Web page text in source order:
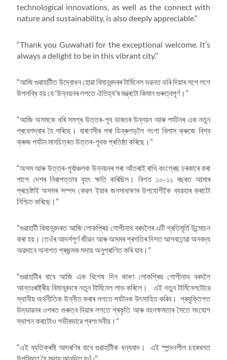
technological innovations, as well as the connect with
nature and sustainability, is also deeply appreciable.”
“Thank you Guwahati for the exceptional welcome. It’s
always a delight to be in this vibrant city.”
“আজি গুৱাহাটীত উদ্বোধন হোৱা বিমানবন্দৰৰ টাৰ্মিনেল ভৱনত ভৰি দিয়াৰ লগে লগে
উপলব্ধি হয় যে ‘উন্নয়নৰ লগতে ঐতিহ্য’ৰ মন্ত্ৰটো কিমান গুৰুত্বপূৰ্ণ।”
“আজি অসমকে ধৰি সমগ্ৰ উত্তৰ-পূব ভাৰতৰ উন্নয়ন আৰু পৰ্যটনৰ এক নতুন
প্ৰবেশদ্বাৰ হৈ পৰিছে। বাৰাণসীৰ পৰা ডিব্ৰুগড়লৈ গংগা বিলাস ক্ৰুজে বিশ্ব
ক্ৰুজ পৰ্যটন মানচিত্ৰত উত্তৰ-পূবক প্ৰতিষ্ঠা কৰিছে।”
“অসম আৰু উত্তৰ-পূৰ্বাঞ্চলক উন্নয়নৰ পৰা আঁতৰাই ৰাখি কংগ্ৰেছ চৰকাৰে কৰা
পাপে দেশৰ নিৰাপত্তাৰ বৃহৎ ক্ষতি কৰিছিল। বিগত ১০-১১ বছৰত আমাৰ
প্ৰচেষ্টাই অসমৰ সম্পদ কেৱল ইয়াৰ জনসাধাৰণৰ উপযোগীকৈ ব্যৱহাৰ কৰাটো
নিশ্চিত কৰিছে।”
“গুৱাহাটী বিমানবন্দৰত আজি লোকপ্ৰিয় গোপীনাথ বৰদলৈৰ এটি প্ৰতিমূৰ্তি উন্মোচন
কৰা হয়। তেওঁৰ আদৰ্শপূৰ্ণ জীৱন আৰু অসমৰ প্ৰগতিৰ দিশত আগবঢ়োৱা অনবদ্য
অৱদানে অনাগত প্ৰজন্মক সদায় অনুপ্ৰাণিত কৰি যাব।”
“গুৱাহাটীৰ বাবে আজি এক বিশেষ দিন কাৰণ লোকপ্ৰিয় গোপীনাথ বৰদলৈ
আন্তঃৰাষ্ট্ৰীয় বিমানবন্দৰে নতুন টাৰ্মিনেল লাভ কৰিলে। এই নতুন টাৰ্মিনেলটোৱে
স্থানীয় অৰ্থনীতিক উন্নীত কৰাৰ লগতে পৰ্যটনক উৎসাহিত কৰিব। প্ৰযুক্তিগত
উদ্ভাৱনৰ ওপৰত গুৰুত্ব দিয়াৰ লগতে প্ৰকৃতি আৰু বহনক্ষমতাৰ সৈতে সংযোগ
স্থাপন কৰাটোও গভীৰভাৱে প্ৰশংসনীয়।”
“এই ব্যতিক্ৰমী আদৰণিৰ বাবে গুৱাহাটীক ধন্যবাদ। এই স্পন্দনশীল চহৰখনত